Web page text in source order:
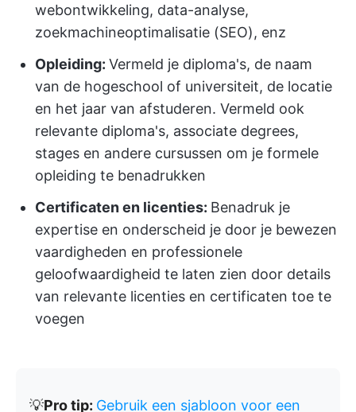
webontwikkeling, data-analyse,
zoekmachineoptimalisatie (SEO), enz
Opleiding: Vermeld je diploma's, de naam
van de hogeschool of universiteit, de locatie
en het jaar van afstuderen. Vermeld ook
relevante diploma's, associate degrees,
stages en andere cursussen om je formele
opleiding te benadrukken
Certificaten en licenties: Benadruk je
expertise en onderscheid je door je bewezen
vaardigheden en professionele
geloofwaardigheid te laten zien door details
van relevante licenties en certificaten toe te
voegen
💡Pro tip: Gebruik een sjabloon voor een